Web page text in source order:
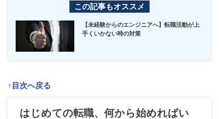
この記事もオススメ
【未経験からのエンジニアへ】転職活動が上
手くいかない時の対策
↑目次へ戻る
はじめての転職、何から始めればい